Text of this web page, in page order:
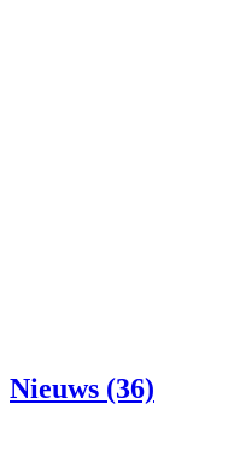
Nieuws (36)